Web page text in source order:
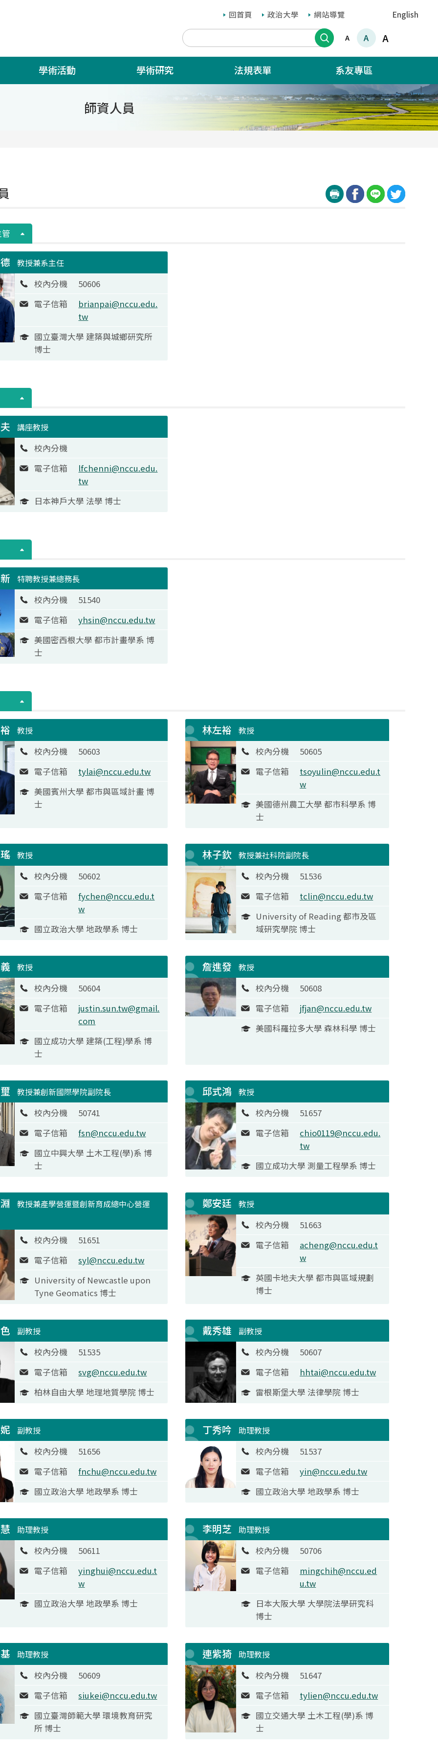
回首頁 政治大學 網站導覽 English
搜尋A A A
學術活動 學術研究 法規表單 系友專區
師資人員
教授兼系主任
校內分機
50606
電子信箱
brianpai@nccu.edu.
tw
國立臺灣大學 建築與城鄉研究所
博士
講座教授
校內分機
電子信箱
lfchenni@nccu.edu.
tw
日本神戶大學 法學 博士
特聘教授兼總務長
校內分機
51540
電子信箱
yhsin@nccu.edu.tw
美國密西根大學 都巿計畫學系 博
士
教授
校內分機
50603
電子信箱
tylai@nccu.edu.tw
美國賓州大學 都市與區域計畫 博
士
林左裕 教授
校內分機
50605
電子信箱
tsoyulin@nccu.edu.t
w
美國德州農工大學 都市科學系 博
士
教授
校內分機
50602
電子信箱
fychen@nccu.edu.t
w
國立政治大學 地政學系 博士
林子欽 教授兼社科院副院長
校內分機
51536
電子信箱
tclin@nccu.edu.tw
University of Reading 都市及區
域研究學院 博士
教授
校內分機
50604
電子信箱
justin.sun.tw@gmail.
com
國立成功大學 建築(工程)學系 博
士
詹進發 教授
校內分機
50608
電子信箱
jfjan@nccu.edu.tw
美國科羅拉多大學 森林科學 博士
教授兼創新國際學院副院長
校內分機
50741
電子信箱
fsn@nccu.edu.tw
國立中興大學 土木工程(學)系 博
士
邱式鴻 教授
校內分機
51657
電子信箱
chio0119@nccu.edu.
tw
國立成功大學 測量工程學系 博士
教授兼產學營運暨創新育成總中心營運
校內分機
51651
電子信箱
syl@nccu.edu.tw
University of Newcastle upon
Tyne Geomatics 博士
鄭安廷 教授
校內分機
51663
電子信箱
acheng@nccu.edu.t
w
英國卡地夫大學 都市與區域規劃
博士
副教授
校內分機
51535
電子信箱
svg@nccu.edu.tw
柏林自由大學 地理地質學院 博士
戴秀雄 副教授
校內分機
50607
電子信箱
hhtai@nccu.edu.tw
雷根斯堡大學 法律學院 博士
副教授
校內分機
51656
電子信箱
fnchu@nccu.edu.tw
國立政治大學 地政學系 博士
丁秀吟 助理教授
校內分機
51537
電子信箱
yin@nccu.edu.tw
國立政治大學 地政學系 博士
助理教授
校內分機
50611
電子信箱
yinghui@nccu.edu.t
w
國立政治大學 地政學系 博士
李明芝 助理教授
校內分機
50706
電子信箱
mingchih@nccu.ed
u.tw
日本大阪大學 大學院法學研究科
博士
助理教授
校內分機
50609
電子信箱
siukei@nccu.edu.tw
國立臺灣師範大學 環境教育研究
所 博士
連紫猗 助理教授
校內分機
51647
電子信箱
tylien@nccu.edu.tw
國立交通大學 土木工程(學)系 博
士